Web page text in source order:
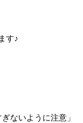
す♪
ないように注意」